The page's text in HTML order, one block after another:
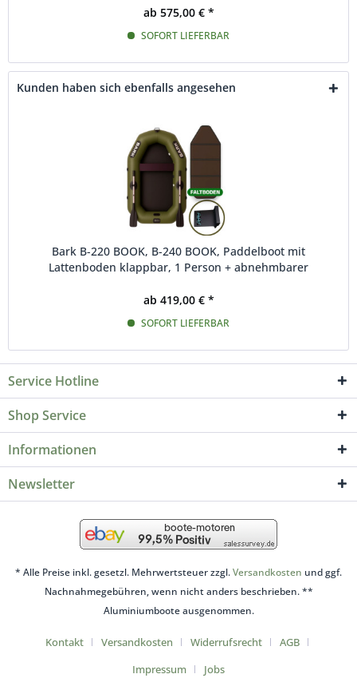
ab 575,00 € *
SOFORT LIEFERBAR
Kunden haben sich ebenfalls angesehen
Bark B-220 BOOK, B-240 BOOK, Paddelboot mit
Lattenboden klappbar, 1 Person + abnehmbarer
ab 419,00 € *
SOFORT LIEFERBAR
Service Hotline
Shop Service
Informationen
Newsletter
* Alle Preise inkl. gesetzl. Mehrwertsteuer zzgl.Versandkosten und ggf.
Nachnahmegebühren, wenn nicht anders beschrieben. **
Aluminiumboote ausgenommen.
Kontakt Versandkosten Widerrufsrecht
AGB
Impressum
Jobs